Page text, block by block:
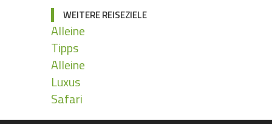
WEITERE REISEZIELE
Alleine
Tipps
Alleine
Luxus
Safari